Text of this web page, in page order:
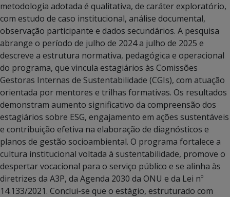
metodologia adotada é qualitativa, de caráter exploratório,
com estudo de caso institucional, análise documental,
observação participante e dados secundários. A pesquisa
abrange o período de julho de 2024 a julho de 2025 e
descreve a estrutura normativa, pedagógica e operacional
do programa, que vincula estagiários às Comissões
Gestoras Internas de Sustentabilidade (CGIs), com atuação
orientada por mentores e trilhas formativas. Os resultados
demonstram aumento significativo da compreensão dos
estagiários sobre ESG, engajamento em ações sustentáveis
e contribuição efetiva na elaboração de diagnósticos e
planos de gestão socioambiental. O programa fortalece a
cultura institucional voltada à sustentabilidade, promove o
despertar vocacional para o serviço público e se alinha às
diretrizes da A3P, da Agenda 2030 da ONU e da Lei nº
14.133/2021. Conclui-se que o estágio, estruturado com